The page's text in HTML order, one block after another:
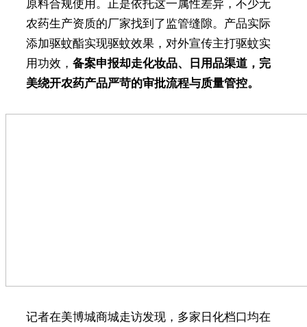
原料合规使用。正是依托这一属性差异，不少无
农药生产资质的厂家找到了监管缝隙。产品实际
添加驱蚊酯实现驱蚊效果，对外宣传主打驱蚊实
用功效， 备案申报却走化妆品、日用品渠道，完
美绕开农药产品严苛的审批流程与质量管控。
记者在美博城商城走访发现，多家日化档口均在